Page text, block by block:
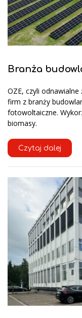
Branża
OZE, czyli
firm z branży
fotowoltaiczne.
biomasy.
Czytaj dalej